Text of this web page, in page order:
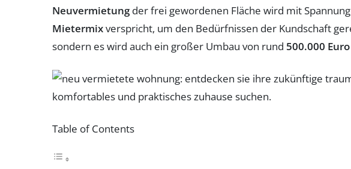
Neuvermietungder frei gewordenen Fläche wird mit
Mietermixverspricht, um den Bedürfnissen der Kundschaft
sondern es wird auch ein großer Umbau von rund 500.000 Euro
Table of Contents